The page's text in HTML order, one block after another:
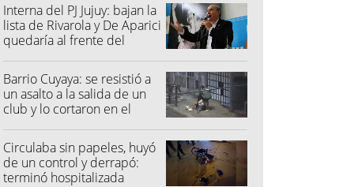
Interna del PJ Jujuy: bajan la
lista de Rivarola y De Aparici
quedaría al frente del
Barrio Cuyaya: se resistió a
un asalto a la salida de un
club y lo cortaron en el
Circulaba sin papeles, huyó
de un control y derrapó:
terminó hospitalizada